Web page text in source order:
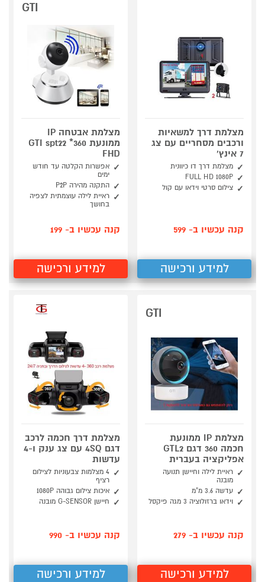
מצלמת דרך למשאיות
ורכבים מסחריים עם צג
7 אינץ'
מצלמת דרך דו כיוונית
FULL HD 1080P
צילום סרטי וידאו עם קול
קנה עכשיו ב- 599
למידע ורכישה
GTI
מצלמת אבטחה IP
ממונעת 360* GTI spt22
FHD
אפשרות הקלטה עד חודש
ימים
התקנה מהירה P2P
ראיית לילה עוצמתית לצפיה
בחושך
קנה עכשיו ב- 199
למידע ורכישה
GTI
מצלמת IP ממונעת
חכמה 360 דגם GTL2
אפליקציה בעברית
ראיית לילה וחיישן תנועה
מובנה
עדשה 3.6 מ"מ
וידאו ברזולוציה 3 מגה פיקסל
קנה עכשיו ב- 279
למידע ורכישה
מצלמת דרך חכמה לרכב
דגם 4SQ עם צג ענק ו-4
עדשות
4 מצלמות צבעוניות לצילום
רציף
איכות צילום גבוהה 1080P
חיישן G-SENSOR מובנה
קנה עכשיו ב- 990
למידע ורכישה